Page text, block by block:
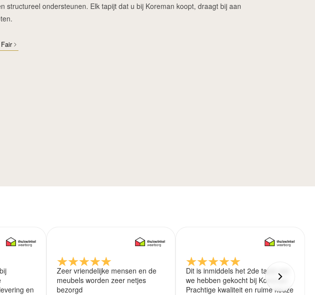
structureel ondersteunen. Elk tapijt dat u bij Koreman koopt, draagt bij aan
en
Zeer vriendelijke mensen en de
meubels worden zeer netjes
bezorgd
Dit is inmiddels het 2de tapijt wat
we hebben gekocht bij Koreman.
Prachtige kwaliteit en ruime keuze